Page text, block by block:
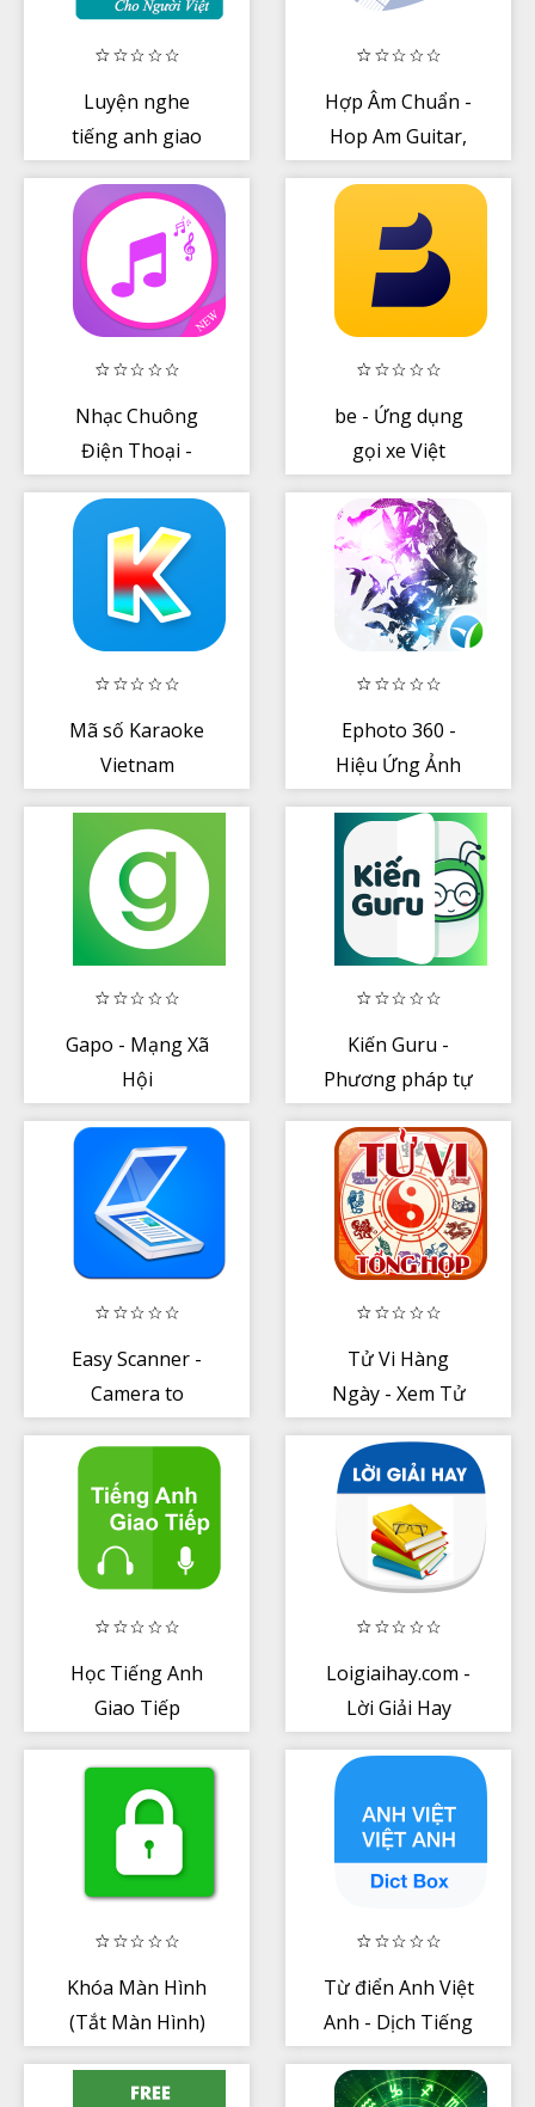
Luyện nghe
tiếng anh giao
Hợp Âm Chuẩn -
Hop Am Guitar,
Piano
Nhạc Chuông
Điện Thoại -
Hay Nhất
be - Ứng dụng
gọi xe Việt
Mã số Karaoke
Vietnam
Ephoto 360 -
Hiệu Ứng Ảnh
Gapo - Mạng Xã
Hội
Kiến Guru -
Phương pháp tự
Easy Scanner -
Camera to
Tử Vi Hàng
Ngày - Xem Tử
Học Tiếng Anh
Giao Tiếp
Loigiaihay.com -
Lời Giải Hay
Khóa Màn Hình
(Tắt Màn Hình)
Từ điển Anh Việt
Anh - Dịch Tiếng